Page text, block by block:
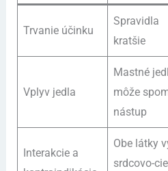
Trvanie účinku
Spravidla
kratšie
Vplyv jedla
Mastné
môže
nástup
Interakcie a
Obe látky
srdcovo-